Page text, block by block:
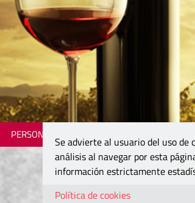
PERSONAJES
Se advierte al usuario del uso de
análisis al navegar por esta
información estrictamente
Política de cookies